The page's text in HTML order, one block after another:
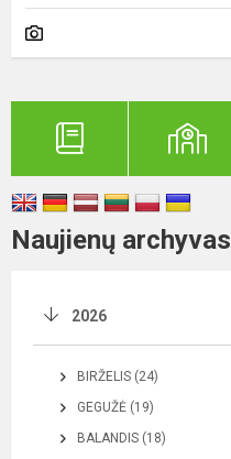
Naujienų archyvas
2026
BIRŽELIS (24)
GEGUŽĖ (19)
BALANDIS (18)